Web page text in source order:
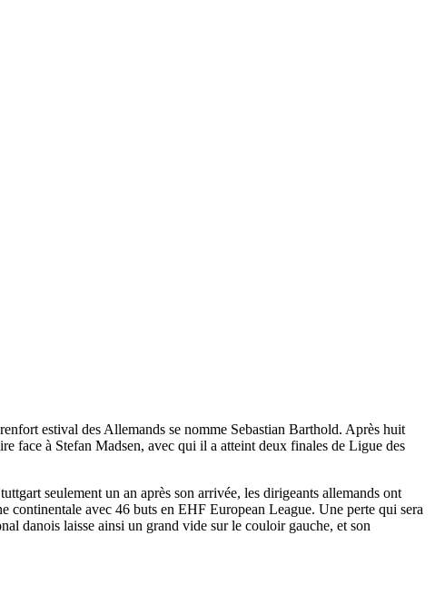
estival des Allemands se nomme Sebastian Barthold. Après huit
face à Stefan Madsen, avec qui il a atteint deux finales de Ligue des
seulement un an après son arrivée, les dirigeants allemands ont
continentale avec 46 buts en EHF European League. Une perte qui sera
danois laisse ainsi un grand vide sur le couloir gauche, et son